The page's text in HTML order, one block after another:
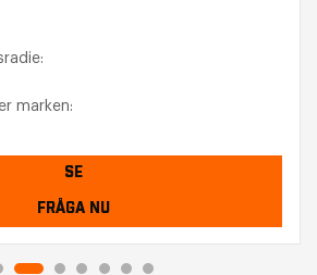
marken:
SE
FRÅGA NU